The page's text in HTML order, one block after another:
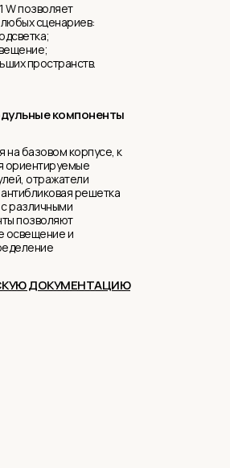
ДОКУМЕНТАЦИЮ
компоненты
W позволяет
сценариев:
пространств.
на базовом корпусе, к
ориентируемые
отражатели
решетка
различными
позволяют
освещение и